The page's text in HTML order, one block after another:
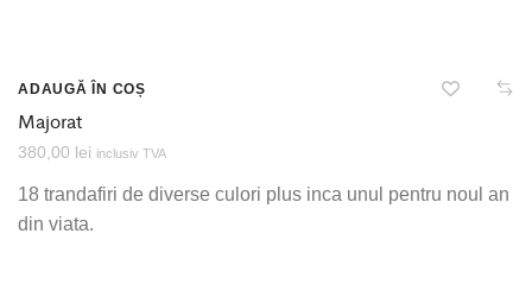
ADAUGĂ ÎN COȘ
Majorat
380,00 lei inclusiv TVA
18 trandafiri de diverse culori plus inca unul pentru noul an
din viata.